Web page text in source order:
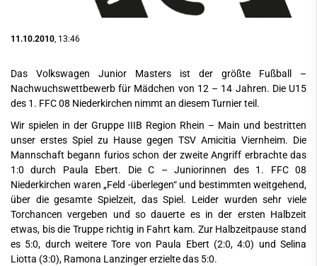
11.10.2010 , 13:46
Das Volkswagen Junior Masters ist der größte Fußball –
Nachwuchswettbewerb für Mädchen von 12 – 14 Jahren. Die U15
des 1. FFC 08 Niederkirchen nimmt an diesem Turnier teil.
Wir spielen in der Gruppe IIIB Region Rhein – Main und bestritten
unser erstes Spiel zu Hause gegen TSV Amicitia Viernheim. Die
Mannschaft begann furios schon der zweite Angriff erbrachte das
1:0 durch Paula Ebert. Die C – Juniorinnen des 1. FFC 08
Niederkirchen waren „Feld -überlegen“ und bestimmten weitgehend,
über die gesamte Spielzeit, das Spiel. Leider wurden sehr viele
Torchancen vergeben und so dauerte es in der ersten Halbzeit
etwas, bis die Truppe richtig in Fahrt kam. Zur Halbzeitpause stand
es 5:0, durch weitere Tore von Paula Ebert (2:0, 4:0) und Selina
Liotta (3:0), Ramona Lanzinger erzielte das 5:0.